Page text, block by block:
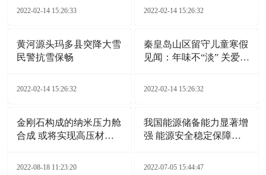
2022-02-14 15:26:33 2022-02-14 15:26:32
黄河源头玛多县突降大雪
民警抗雪保畅
2022-02-14 15:26:32
秦皇岛山区留守儿童寒假
见闻：年味不“淡” 关爱
2022-02-14 15:26:32
金刚石构成的纳米压力舱
合成 或将实现高压材料
2022-08-18 11:23:20
我国能源储备能力显著增
强 能源安全稳定保障能
2022-07-05 15:44:47